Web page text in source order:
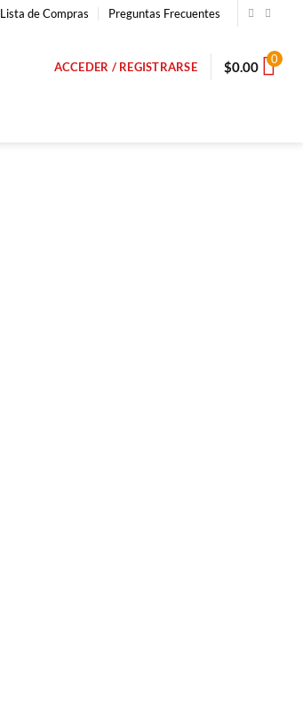
Lista de Compras Preguntas Frecuentes
ACCEDER / REGISTRARSE $0.00 0